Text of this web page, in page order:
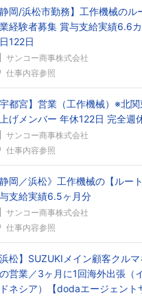
静岡/浜松市勤務】工作機械のル
経験者募集 賞与支給実績6.6
122日
サンコー商事株式会社
仕事内容参照
宇都宮】営業（工作機械）※北
げメンバー 年休122日 完全週
サンコー商事株式会社
仕事内容参照
静岡／浜松》工作機械の【ルー
支給実績6.5ヶ月分
サンコー商事株式会社
仕事内容参照
浜松】SUZUKIメイン顧客クル
営業／3ヶ月に1回海外出張（
ネシア）【dodaエージェント